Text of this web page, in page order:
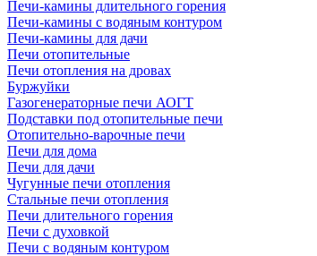
Печи-камины длительного горения
Печи-камины с водяным контуром
Печи-камины для дачи
Печи отопительные
Печи отопления на дровах
Буржуйки
Газогенераторные печи АОГТ
Подставки под отопительные печи
Отопительно-варочные печи
Печи для дома
Печи для дачи
Чугунные печи отопления
Стальные печи отопления
Печи длительного горения
Печи с духовкой
Печи с водяным контуром